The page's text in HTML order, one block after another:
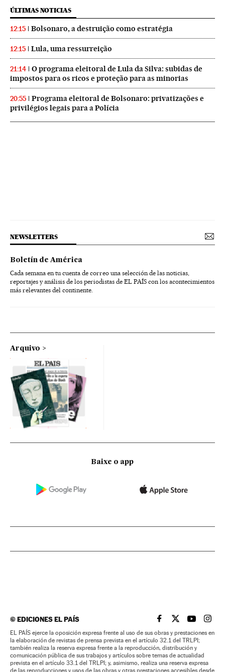
ÚLTIMAS NOTICIAS
12:15 Bolsonaro, a destruição como estratégia
12:15 Lula, uma ressurreição
21:14
O programa eleitoral de Lula da Silva: subidas de
impostos para os ricos e proteção para as minorias
20:55
Programa eleitoral de Bolsonaro: privatizações e
privilégios legais para a Polícia
NEWSLETTERS
Boletín de América
Cada semana en tu cuenta de correo una selección de las noticias,
reportajes y análisis de los periodistas de EL PAÍS con los acontecimientos
más relevantes del continente.
Arquivo
Baixe o app
©EDICIONES EL PAÍS EL PAÍS BRASIL EN
EL PAÍSEL PAÍS
EL
EL PAÍS ejerce la oposición expresa frente al uso de sus obras y prestaciones en
la elaboración de revistas de prensa prevista en el artículo 32.1 del TRLPI;
también realiza la reserva expresa frente a la reproducción, distribución y
comunicación pública de sus trabajos y artículos sobre temas de actualidad
prevista en el artículo 33.1 del TRLPI; y, asimismo, realiza una reserva expresa
de las reproducciones y usos de las obras y otras prestaciones accesibles desde